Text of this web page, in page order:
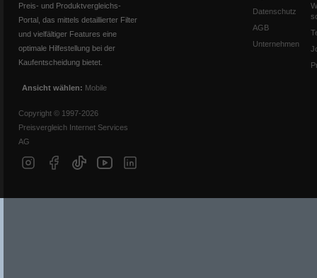
Preis- und Produktvergleichs-
Portal, das mittels detaillierter Filter
und vielfältiger Features eine
optimale Hilfestellung bei der
Kaufentscheidung bietet.
Ansicht wählen: Mobile
Copyright © 1997-2026
Preisvergleich Internet Services
AG
Datenschutz
AGB
Unternehmen